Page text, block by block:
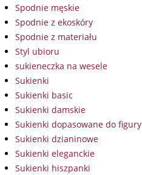
Spodnie męskie
Spodnie z ekoskóry
Spodnie z materiału
Styl ubioru
sukieneczka na wesele
Sukienki
Sukienki basic
Sukienki damskie
Sukienki dopasowane do figury
Sukienki dzianinowe
Sukienki eleganckie
Sukienki hiszpanki